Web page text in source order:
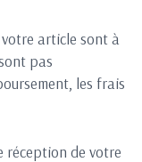
article sont à
pas
les frais
réception de votre